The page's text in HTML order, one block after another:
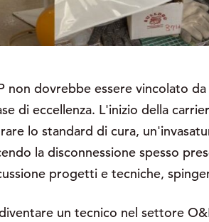
non dovrebbe essere vincolato
di eccellenza. L'inizio della
lo standard di cura,
la disconnessione spesso
progetti e tecniche,
un tecnico nel settore